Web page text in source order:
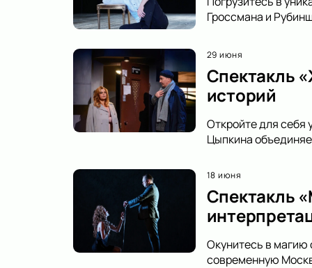
Гроссмана и
29 июня
Спектакль
историй
Откройте для себя
Цыпкина
18 июня
Спектакль
Окунитесь в магию
современную